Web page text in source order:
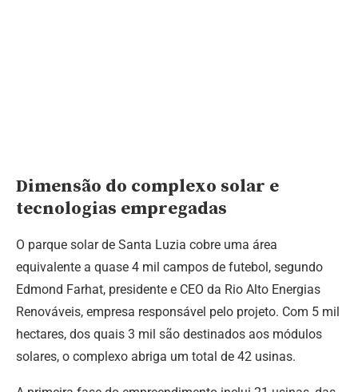
Dimensão do complexo solar e
tecnologias empregadas
O parque solar de Santa Luzia cobre uma área
equivalente a quase 4 mil campos de futebol, segundo
Edmond Farhat, presidente e CEO da Rio Alto Energias
Renováveis, empresa responsável pelo projeto. Com 5 mil
hectares, dos quais 3 mil são destinados aos módulos
solares, o complexo abriga um total de 42 usinas.